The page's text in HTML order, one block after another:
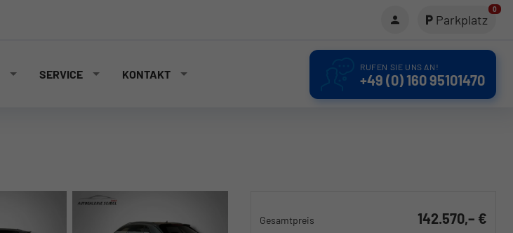
Parkplatz
0
SERVICE KONTAKT
RUFEN SIE UNS AN!
+49 (0) 160 95101470
Gesamtpreis 142.570,– €